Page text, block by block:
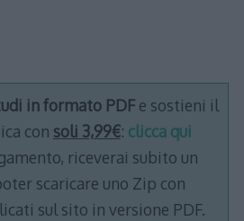
in formato PDFe sostieni il
con soli 3,99€: clicca qui
riceverai subito un
scaricare uno Zip con
sul sito in versione PDF.